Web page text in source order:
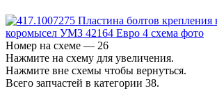
Номер на схеме — 26
Нажмите на схему для увеличения.
Нажмите вне схемы чтобы вернуться.
Всего запчастей в категории 38.